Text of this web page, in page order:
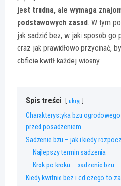
jest trudna, ale wymaga
podstawowych zasad. W tym
jak sadzić bez, w jaki sposób go
oraz jak prawidłowo przycinać,
obficie kwitł każdej wiosny.
Spis treści ukryj
Charakterystyka bzu
przed posadzeniem
Sadzenie bzu – jak i kiedy
Najlepszy termin sadzenia
Krok po kroku – sadzenie bzu
Kiedy kwitnie bez i od czego to